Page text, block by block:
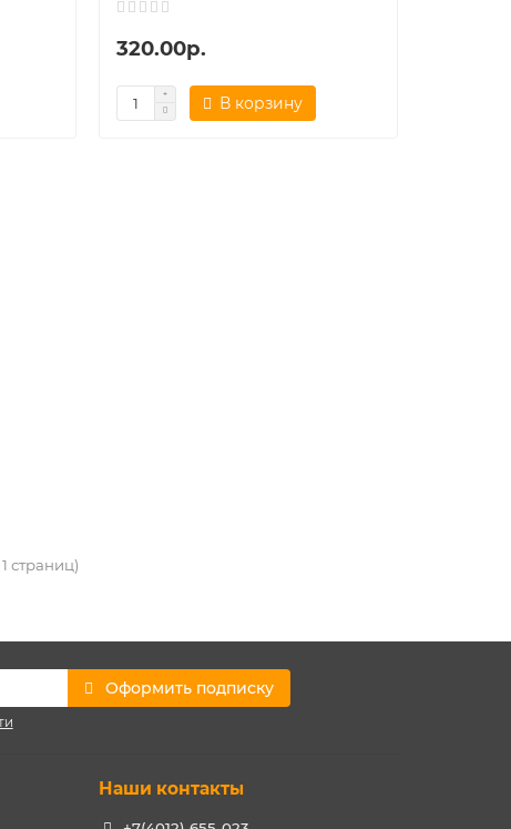
320.00р.
В корзину
страниц)
Оформить подписку
Наши контакты